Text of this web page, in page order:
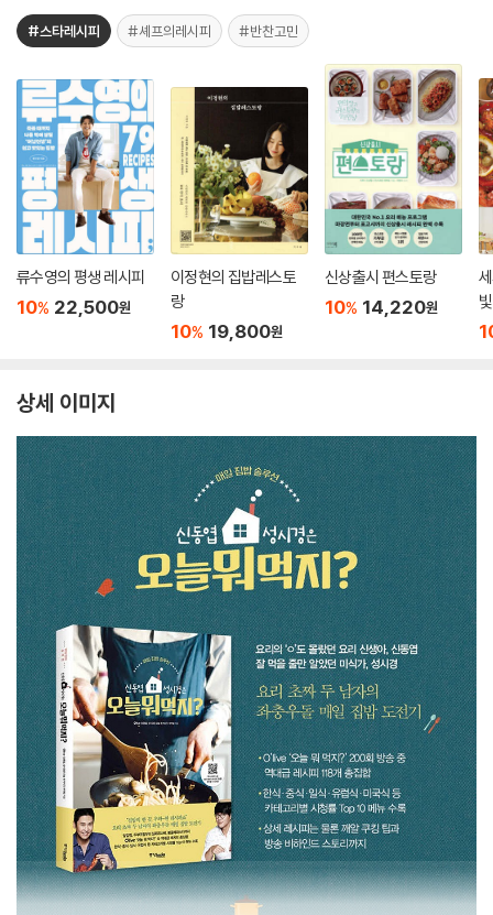
#스타레시피 #셰프의레시피 #반찬고민
류수영의 평생 레시피
10% 22,500원
이정현의 집밥레스토
랑
10% 19,800원
신상출시 편스토랑
10% 14,220원
상세 이미지